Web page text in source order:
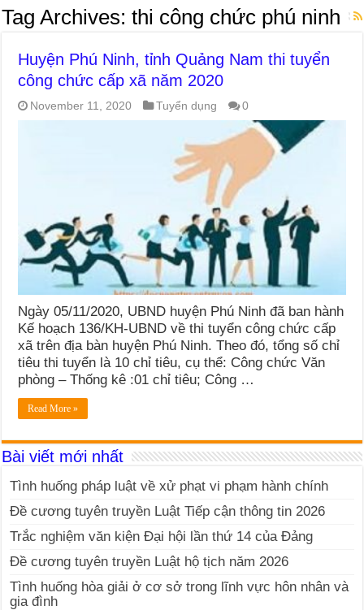
Tag Archives:thi công chức phú ninh
Huyện Phú Ninh, tỉnh Quảng Nam thi tuyển
công chức cấp xã năm 2020
November 11, 2020 Tuyển dụng 0
Ngày 05/11/2020, UBND huyện Phú Ninh đã ban hành
Kế hoạch 136/KH-UBND về thi tuyển công chức cấp
xã trên địa bàn huyện Phú Ninh. Theo đó, tổng số chỉ
tiêu thi tuyển là 10 chỉ tiêu, cụ thể: Công chức Văn
phòng – Thống kê :01 chỉ tiêu; Công …
Read More »
Bài viết mới nhất
Tình huống pháp luật về xử phạt vi phạm hành chính
Đề cương tuyên truyền Luật Tiếp cận thông tin 2026
Trắc nghiệm văn kiện Đại hội lần thứ 14 của Đảng
Đề cương tuyên truyền Luật hộ tịch năm 2026
Tình huống hòa giải ở cơ sở trong lĩnh vực hôn nhân và
gia đình